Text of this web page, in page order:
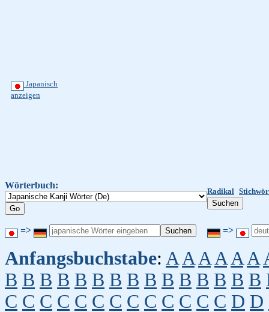
Japanisch
anzeigen
Wörterbuch:
Radikal
=> =>
Anfangsbuchstabe: A A A A A A
B B B B B B B B B B B B B B B
C C C C C C C C C C C C C D D